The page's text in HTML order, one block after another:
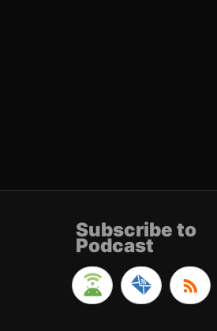
Subscribe to
Podcast